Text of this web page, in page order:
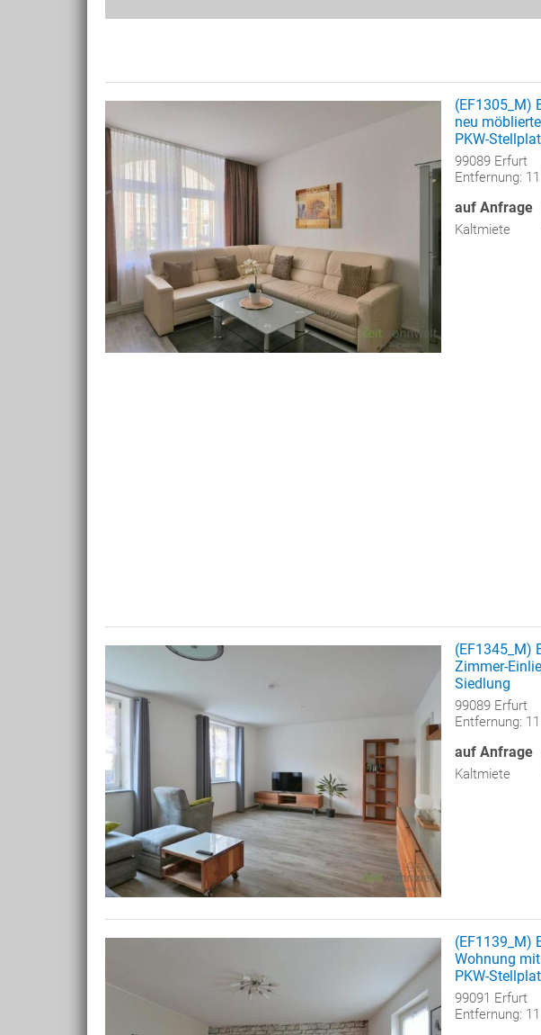
(EF1305_M)
neu
PKW-
99089 Erfurt
Entfernung:
auf Anfrage
Kaltmiete
(EF1345_M)
Zimmer-
Siedlung
99089 Erfurt
Entfernung:
auf Anfrage
Kaltmiete
(EF1139_M)
Wohnung mit
PKW-
99091 Erfurt
Entfernung: